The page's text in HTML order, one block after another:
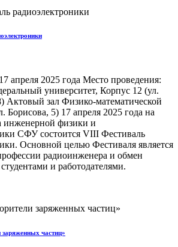
апреля 2025 года Место проведения:
университет, Корпус 12 (ул.
Актовый зал Физико-математической
5) 17 апреля 2025 года на
инженерной физики и
СФУ состоится VIII Фестиваль
Основной целью Фестиваля является
радиоинженера и обмен
и работодателями.
частиц»